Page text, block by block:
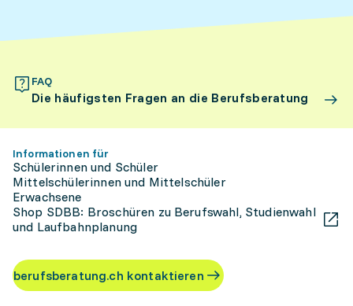
FAQ
Die häufigsten Fragen an die Berufsberatung
Informationen für
Schülerinnen und Schüler
Mittelschülerinnen und Mittelschüler
Erwachsene
Shop SDBB: Broschüren zu Berufswahl, Studienwahl
und Laufbahnplanung
berufsberatung.ch kontaktieren